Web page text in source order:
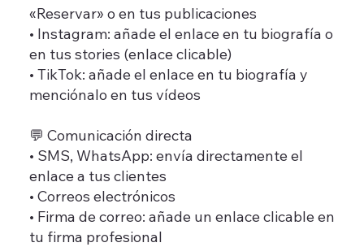
«Reservar» o en tus publicaciones
• Instagram: añade el enlace en tu biografía o
en tus stories (enlace clicable)
• TikTok: añade el enlace en tu biografía y
menciónalo en tus vídeos
💬 Comunicación directa
• SMS, WhatsApp: envía directamente el
enlace a tus clientes
• Correos electrónicos
• Firma de correo: añade un enlace clicable en
tu firma profesional